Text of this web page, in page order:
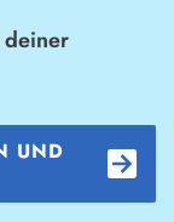
deiner
UND